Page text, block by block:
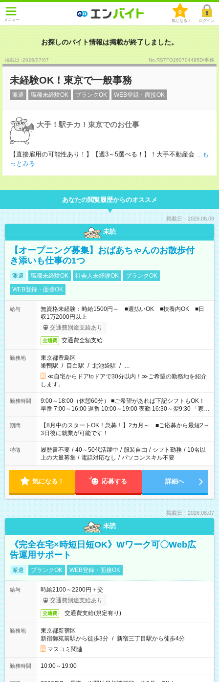
メニュー
0
気になる！ ログイン
お探しのバイト情報は掲載が終了しました。
掲載日 :2026/07/07 No.RSTFO260704495D/事務
未経験OK！東京で一般事務
派遣 職種未経験OK ブランクOK WEB登録・面接OK
大手！駅チカ！東京でのお仕事
【直接雇用の可能性あり！】【週3～5選べる！】！大手不動産会 ...も
っとみる
あなたの閲覧履歴からのオススメ
掲載日：2026.08.09
未読
【オープニング募集】おばあちゃんのお散歩付
き添いも仕事の1つ
派遣 職種未経験OK 社会人未経験OK
ブランクOK
WEB登録・面接OK
給与
無資格未経験：時給1500円～ ■週払いOK ■扶養内OK ■日
収1万2000円以上
交通費別途支給あり
交通費 交通費全額支給
勤務地
東京都豊島区
巣鴨駅 / 目白駅 / 北池袋駅 / …
≪自宅からドアtoドアで30分以内！≫ご希望の勤務地を紹介
します。
勤務時間
9:00～18:00（休憩60分） ■ご希望があれば下記シフトもOK！
早番 7:00～16:00 遅番 10:00～19:00 夜勤 16:30～翌9:30 「家族
と休みを合わせたい」 「余裕を持って夕飯の準備がしたい」
「できれば残業はしたくない」 など、ご希望を教えてください
ね。 ※Wワーク希望の方へ 今ご覧のお仕事で希望する勤務時間
と、もう1つのお仕事の勤務時間。 合計で週40時間を超える場
合は応募できません。
期間
【8月中のスタートOK！急募！】2カ月～ ■ご応募から最短2～
3日後に就業が可能です！
特徴 履歴書不要 / 40～50代活躍中 / 服装自由 / シフト勤務 / 10名以
上の大量募集 / 電話対応なし / パソコンスキル不要
気になる！ 応募する 詳細へ
掲載日：2026.08.07
未読
《完全在宅×時短日短OK》Wワーク可〇Web広
告運用サポート
派遣 ブランクOK WEB登録・面接OK
給与
時給2100～2200円＋交
交通費別途支給あり
交通費 交通費支給(規定有り)
勤務地
東京都新宿区
新宿御苑前駅から徒歩3分 / 新宿三丁目駅から徒歩4分
マスコミ関連
勤務時間 10:00～19:00